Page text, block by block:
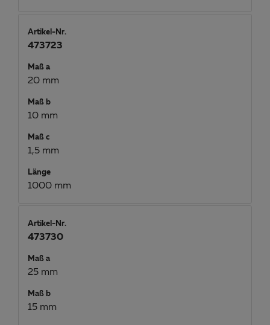
Artikel-Nr.
473723
Maß a
20 mm
Maß b
10 mm
Maß c
1,5 mm
Länge
1000 mm
Artikel-Nr.
473730
Maß a
25 mm
Maß b
15 mm